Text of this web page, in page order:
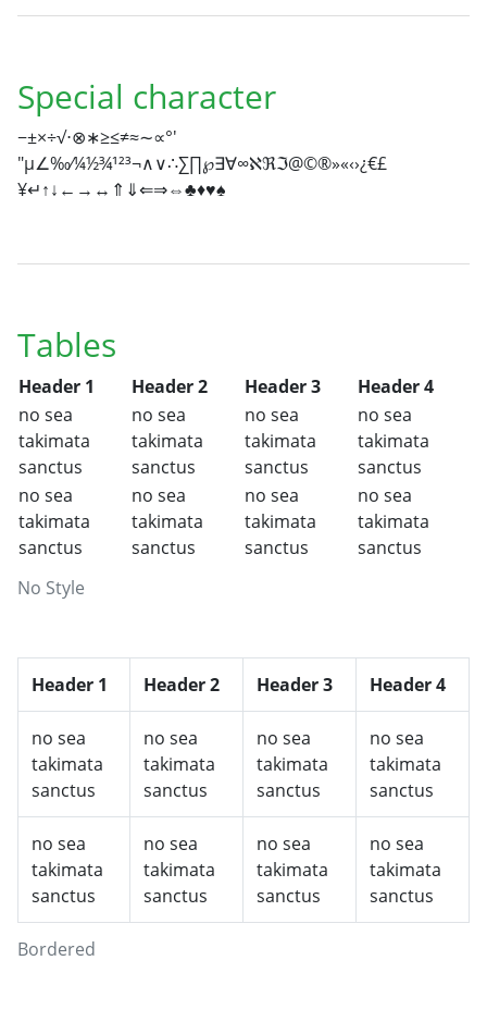
Special character
−±×÷√⋅⊗∗≥≤≠≈∼∝°′
″µ∠‰⁄¼½¾¹²³¬∧∨∴∑∏℘∃∀∞ℵℜℑ@©®»«‹›¿€£
¥↵↑↓←→↔⇑⇓⇐⇒⇔♣♦♥♠
Tables
No Style
Header 1 Header 2 Header 3
Header 4
no sea
takimata
sanctus
no sea
takimata
sanctus
no sea
takimata
sanctus
no sea
takimata
sanctus
no sea
takimata
sanctus
no sea
takimata
sanctus
no sea
takimata
sanctus
no sea
takimata
sanctus
Bordered
Header 1 Header 2 Header 3 Header 4
no sea
takimata
sanctus
no sea
takimata
sanctus
no sea
takimata
sanctus
no sea
takimata
sanctus
no sea
takimata
sanctus
no sea
takimata
sanctus
no sea
takimata
sanctus
no sea
takimata
sanctus